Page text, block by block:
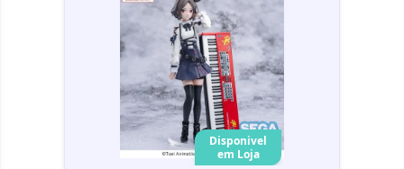
Disponivel
em Loja